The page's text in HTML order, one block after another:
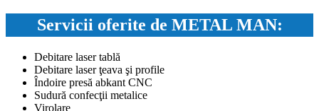
Servicii oferite de METAL MAN:
Debitare laser tablă
Debitare laser ţeava şi profile
Îndoire presă abkant CNC
Sudură confecţii metalice
Virolare